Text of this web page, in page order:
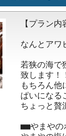
【プラン内
なんとアワ
若狭の海で
致します！
もちろん他
ぱいになる
ちょっと贅
■■やまや